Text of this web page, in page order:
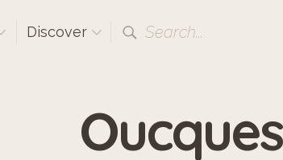
Discover Search...
Oucques